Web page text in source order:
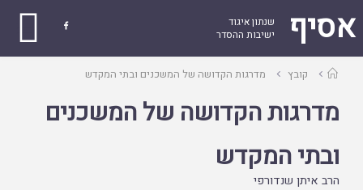
אסיף
שנתון איגוד
ישיבות ההסדר

עמודקובץ מדרגות הקדושה של המשכנים ובתי המקדש
מדרגות הקדושה של המשכנים
ובתי המקדש
הרב איתן שנדורפי